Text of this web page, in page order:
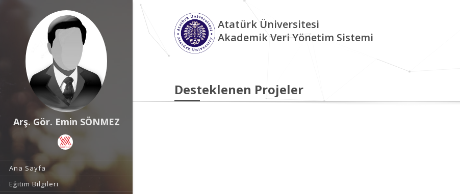
Arş. Gör. Emin SÖNMEZ
Ana Sayfa
Eğitim Bilgileri
Atatürk Üniversitesi
Akademik Veri Yönetim Sistemi
Desteklenen Projeler